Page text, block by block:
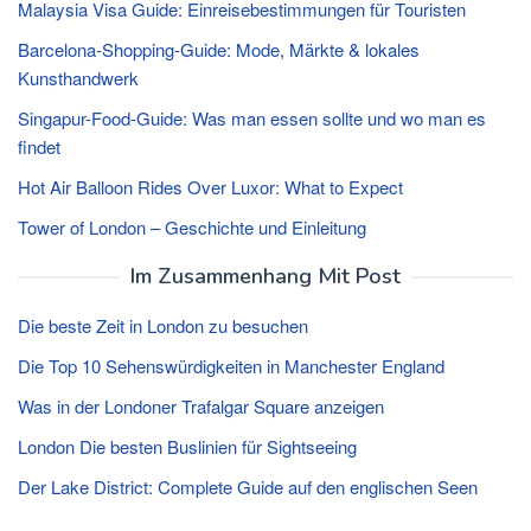
Malaysia Visa Guide: Einreisebestimmungen für Touristen
Barcelona-Shopping-Guide: Mode, Märkte & lokales
Kunsthandwerk
Singapur-Food-Guide: Was man essen sollte und wo man es
findet
Hot Air Balloon Rides Over Luxor: What to Expect
Tower of London – Geschichte und Einleitung
Im Zusammenhang Mit Post
Die beste Zeit in London zu besuchen
Die Top 10 Sehenswürdigkeiten in Manchester England
Was in der Londoner Trafalgar Square anzeigen
London Die besten Buslinien für Sightseeing
Der Lake District: Complete Guide auf den englischen Seen